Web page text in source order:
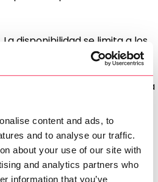
content and ads, to
and to analyse our traffic.
about your use of our site with
and analytics partners who
information that you’ve
La disponibilidad se limita a los
Europeo en los que la
para prestar servicios
Estados disponibles se indica
SERVICIOS Y
LA INTERFAZ
Cuando el importe a cargo del